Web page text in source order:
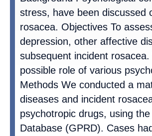
stress, have been discussed
rosacea. Objectives To
depression, other affective
subsequent incident
possible role of various
Methods We conducted a
diseases and incident
psychotropic drugs, using
Database (GPRD). Cases